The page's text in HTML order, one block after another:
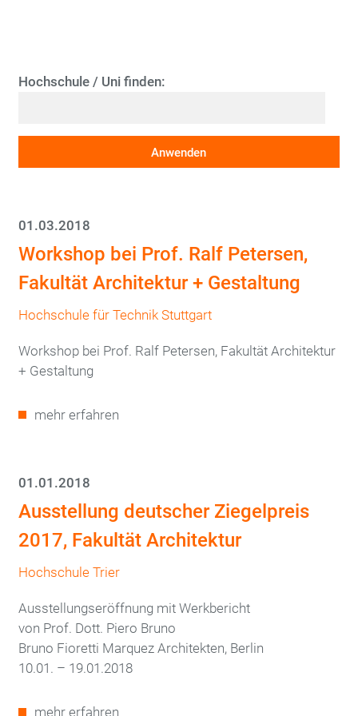
Hochschule / Uni finden:
01.03.2018
Workshop bei Prof. Ralf Petersen,
Fakultät Architektur + Gestaltung
Hochschule für Technik Stuttgart
Workshop bei Prof. Ralf Petersen, Fakultät Architektur
+ Gestaltung
mehr erfahren
01.01.2018
Ausstellung deutscher Ziegelpreis
2017, Fakultät Architektur
Hochschule Trier
Ausstellungseröffnung mit Werkbericht
von Prof. Dott. Piero Bruno
Bruno Fioretti Marquez Architekten, Berlin
10.01. – 19.01.2018
mehr erfahren